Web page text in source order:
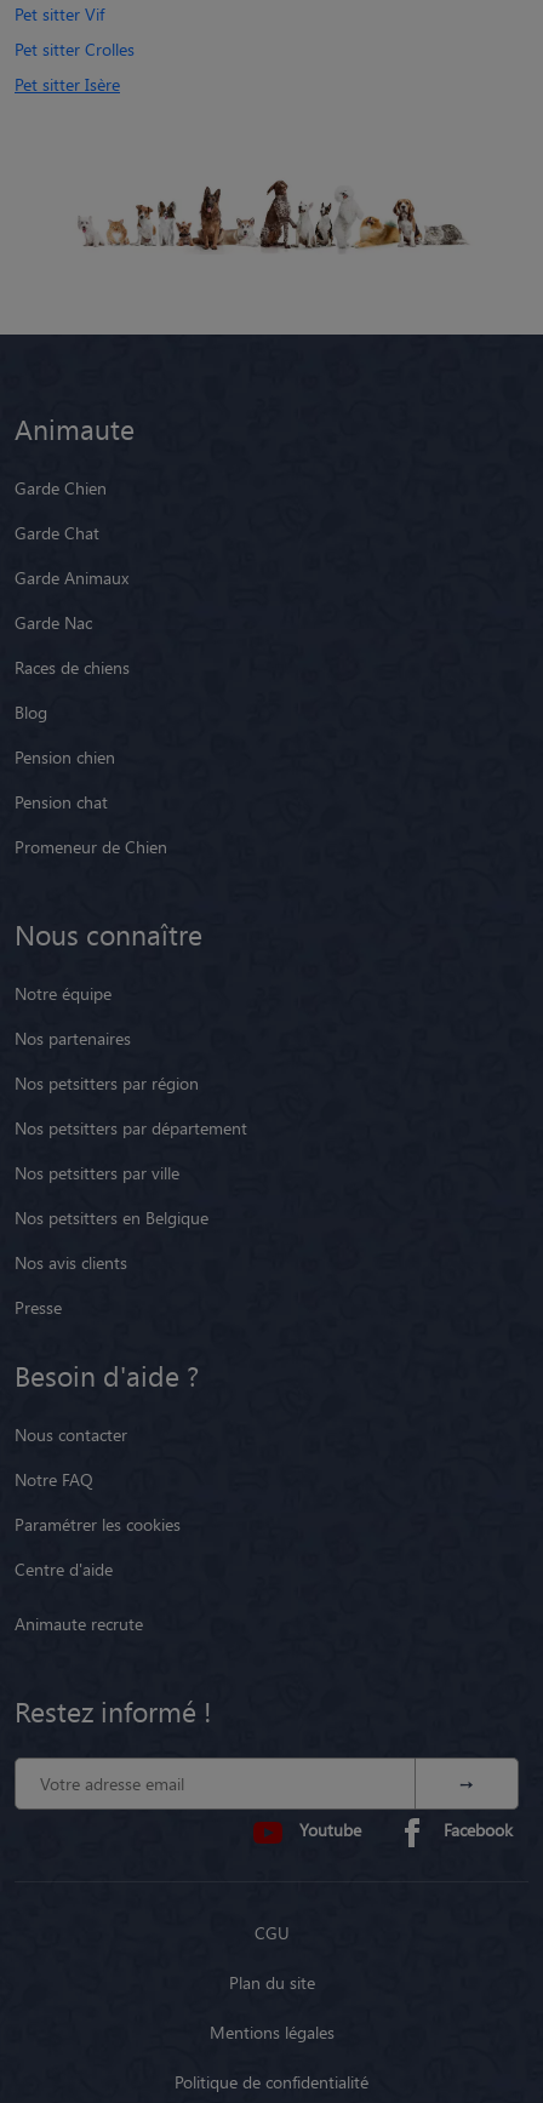
Pet sitter Vif
Pet sitter Crolles
Pet sitter Isère
Animaute
Garde Chien
Garde Chat
Garde Animaux
Garde Nac
Races de chiens
Blog
Pension chien
Pension chat
Promeneur de Chien
Nous connaître
Notre équipe
Nos partenaires
Nos petsitters par région
Nos petsitters par département
Nos petsitters par ville
Nos petsitters en Belgique
Nos avis clients
Presse
Besoin d'aide ?
Nous contacter
Notre FAQ
Paramétrer les cookies
Centre d'aide
Animaute recrute
Restez informé !
Youtube Facebook
CGU
Plan du site
Mentions légales
Politique de confidentialité